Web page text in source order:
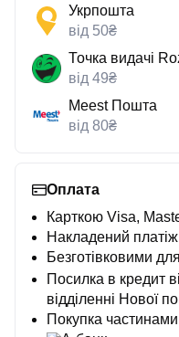
Укрпошта
від 50₴
Точка видачі
від 49₴
Meest Пошта
від 80₴
Оплата
Карткою Visa,
Накладений платіж
Безготівковими
Посилка в кредит
відділенні Нової
Покупка